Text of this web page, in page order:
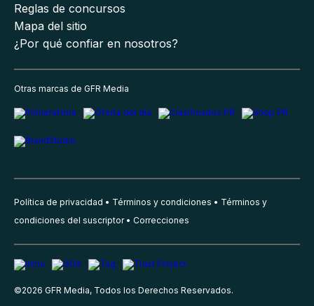
Reglas de concursos
Mapa del sitio
¿Por qué confiar en nosotros?
Otras marcas de GFR Media
Política de privacidad Términos y condiciones
Términos y
condiciones del suscriptor
Correcciones
©2026 GFR Media, Todos los Derechos Reservados.